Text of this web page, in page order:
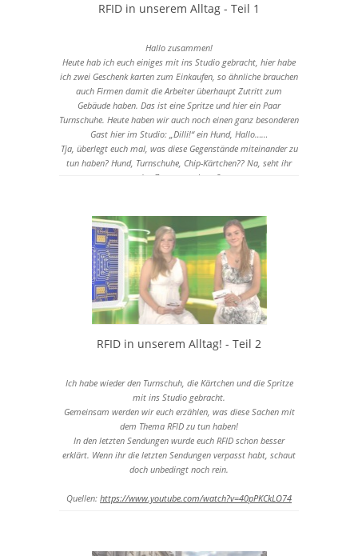
RFID in unserem Alltag - Teil 1
Hallo zusammen!
Heute hab ich euch einiges mit ins Studio gebracht, hier habe
ich zwei Geschenk karten zum Einkaufen, so ähnliche brauchen
auch Firmen damit die Arbeiter überhaupt Zutritt zum
Gebäude haben. Das ist eine Spritze und hier ein Paar
Turnschuhe. Heute haben wir auch noch einen ganz besonderen
Gast hier im Studio: „Dilli!“ ein Hund, Hallo……
Tja, überlegt euch mal, was diese Gegenstände miteinander zu
tun haben? Hund, Turnschuhe, Chip-Kärtchen?? Na, seht ihr
den Zusammenhang?
https://www.youtube.com/watch?v=sL01GHSuDO4
RFID in unserem Alltag! - Teil 2
Ich habe wieder den Turnschuh, die Kärtchen und die Spritze
mit ins Studio gebracht.
Gemeinsam werden wir euch erzählen, was diese Sachen mit
dem Thema RFID zu tun haben!
In den letzten Sendungen wurde euch RFID schon besser
erklärt. Wenn ihr die letzten Sendungen verpasst habt, schaut
doch unbedingt noch rein.
Quellen: https://www.youtube.com/watch?v=40pPKCkLO74